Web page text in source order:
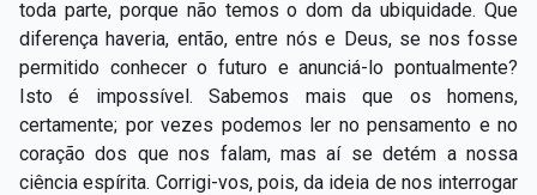
toda parte, porque não temos o dom da ubiquidade. Que
diferença haveria, então, entre nós e Deus, se nos fosse
permitido conhecer o futuro e anunciá-lo pontualmente?
Isto é impossível. Sabemos mais que os homens,
certamente; por vezes podemos ler no pensamento e no
coração dos que nos falam, mas aí se detém a nossa
ciência espírita. Corrigi-vos, pois, da ideia de nos interrogar